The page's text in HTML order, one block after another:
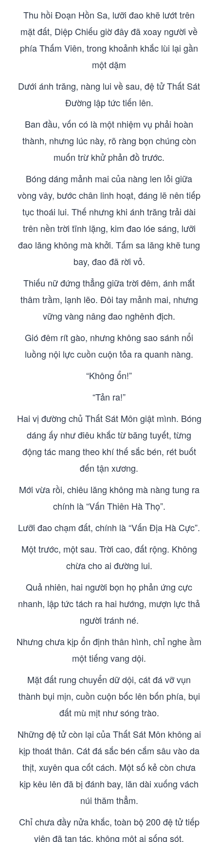
Thu hồi Đoạn Hồn Sa, lưỡi đao khẽ lướt trên
mặt đất, Diệp Chiếu giờ đây đã xoay người về
phía Thấm Viên, trong khoảnh khắc lùi lại gần
một dặm
Dưới ánh trăng, nàng lui về sau, đệ tử Thất Sát
Đường lập tức tiến lên.
Ban đầu, vốn có là một nhiệm vụ phải hoàn
thành, nhưng lúc này, rõ ràng bọn chúng còn
muốn trừ khử phản đồ trước.
Bóng dáng mảnh mai của nàng len lỏi giữa
vòng vây, bước chân linh hoạt, đáng lẽ nên tiếp
tục thoái lui. Thế nhưng khi ánh trăng trải dài
trên nền trời tĩnh lặng, kim đao lóe sáng, lưỡi
đao lăng không mà khởi. Tấm sa lăng khẽ tung
bay, đao đã rời vỏ.
Thiếu nữ đứng thẳng giữa trời đêm, ánh mắt
thâm trầm, lạnh lẽo. Đôi tay mảnh mai, nhưng
vững vàng nâng đao nghênh địch.
Gió đêm rít gào, nhưng không sao sánh nổi
luồng nội lực cuồn cuộn tỏa ra quanh nàng.
“Không ổn!”
“Tản ra!”
Hai vị đường chủ Thất Sát Môn giật mình. Bóng
dáng ấy như điêu khắc từ băng tuyết, từng
động tác mang theo khí thế sắc bén, rét buốt
đến tận xương.
Mới vừa rồi, chiêu lăng không mà nàng tung ra
chính là “Vấn Thiên Hà Thọ”.
Lưỡi đao chạm đất, chính là “Vấn Địa Hà Cực”.
Một trước, một sau. Trời cao, đất rộng. Không
chừa cho ai đường lui.
Quả nhiên, hai người bọn họ phản ứng cực
nhanh, lập tức tách ra hai hướng, mượn lực thả
người tránh né.
Nhưng chưa kịp ổn định thân hình, chỉ nghe ầm
một tiếng vang dội.
Mặt đất rung chuyển dữ dội, cát đá vỡ vụn
thành bụi mịn, cuồn cuộn bốc lên bốn phía, bụi
đất mù mịt như sóng trào.
Những đệ tử còn lại của Thất Sát Môn không ai
kịp thoát thân. Cát đá sắc bén cắm sâu vào da
thịt, xuyên qua cốt cách. Một số kẻ còn chưa
kịp kêu lên đã bị đánh bay, lăn dài xuống vách
núi thăm thẳm.
Chỉ chưa đầy nửa khắc, toàn bộ 200 đệ tử tiếp
viện đã tan tác, không một ai sống sót.